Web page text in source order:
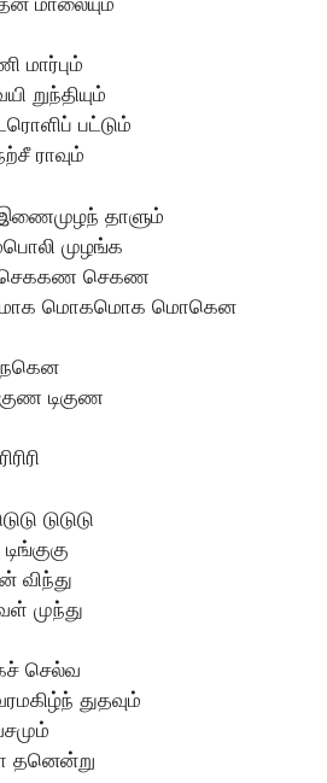
மார்பும்
றுந்தியும்
பட்டும்
ராவும்
தாளும்
முழங்க
செகண
மொகமொக மொகென
நகென
டிகுண
டுடுடு
விந்து
முந்து
செல்வ
துதவும்
தனென்று